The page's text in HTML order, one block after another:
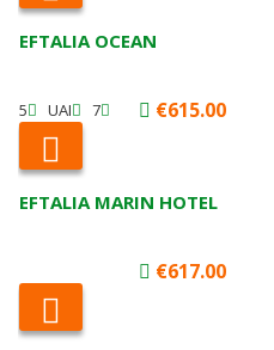
EFTALIA OCEAN
5 UAI 7 €615.00
EFTALIA MARIN HOTEL
€617.00